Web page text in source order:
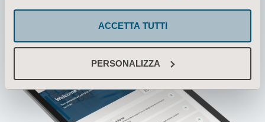
ACCETTA TUTTI
PERSONALIZZA